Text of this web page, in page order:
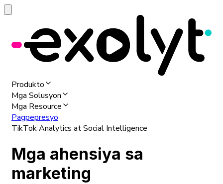
Produkto
Mga Solusyon
Mga Resource
Pagpepresyo
TikTok Analytics at Social Intelligence
Mga ahensiya sa
marketing